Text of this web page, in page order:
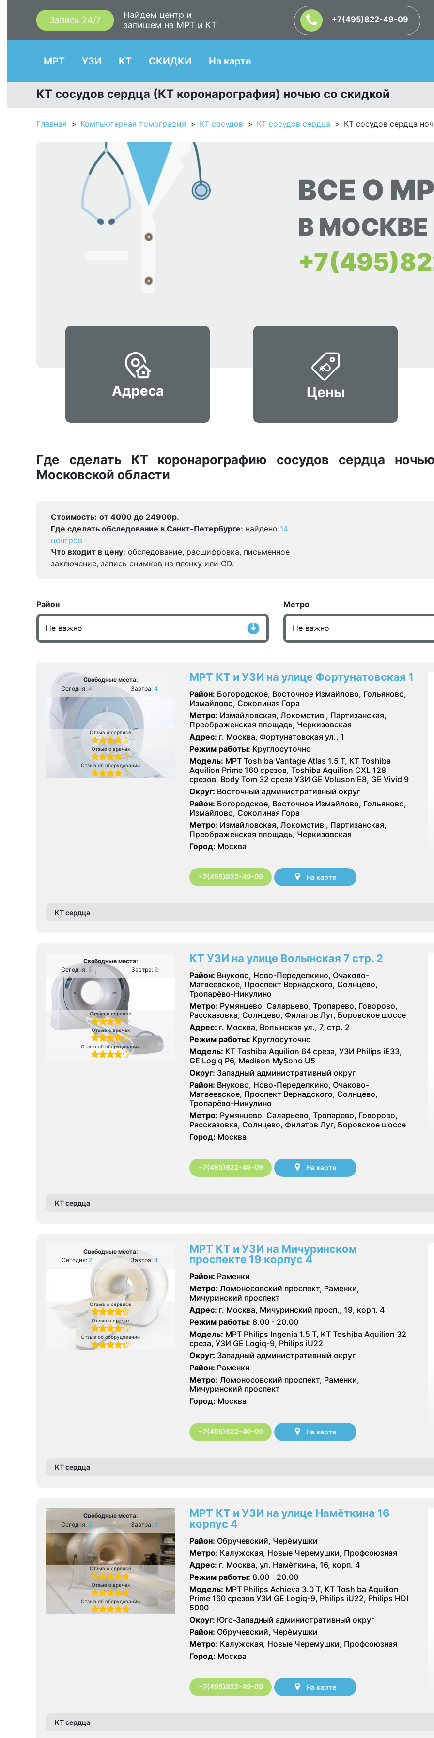
Запись 24/7
Найдем центр и
запишем на МРТ и КТ
+7(495)822-49-09
МРТ УЗИ КТ СКИДКИ На карте
КТ сосудов сердца (КТ коронарография) ночью со скидкой
Главная Компьютерная томография КТ сосудов КТ сосудов сердца КТ сосудов сердца
ВСЕ О
В МОСКВЕ
Адреса Цены
Где сделать КТ коронарографию сосудов сердца
Московской области
Стоимость: от 4000 до 24900р.
Где сделать обследование в Санкт-Петербурге: найдено 14
центров
Что входит в цену: обследование, расшифровка, письменное
заключение, запись снимков на пленку или CD.
Район Метро
Свободные места:
Сегодня: 4 Завтра: 4
Отзыв о сервисе
Отзыв о врачах
Отзыв об оборудовании
МРТ КТ и УЗИ на улице Фортунатовская 1
Район: Богородское, Восточное Измайлово, Гольяново,
Измайлово, Соколиная Гора
Метро: Измайловская, Локомотив , Партизанская,
Преображенская площадь, Черкизовская
Адрес: г. Москва, Фортунатовская ул., 1
Режим работы: Круглосуточно
Модель: МРТ Toshiba Vantage Atlas 1.5 Т, КТ Toshiba
Aquilion Prime 160 срезов, Toshiba Aquilion CXL 128
срезов, Body Tom 32 среза УЗИ GE Voluson E8, GE Vivid 9
Округ: Восточный административный округ
Район: Богородское, Восточное Измайлово, Гольяново,
Измайлово, Соколиная Гора
Метро: Измайловская, Локомотив , Партизанская,
Преображенская площадь, Черкизовская
Город: Москва
+7(495)822-49-09 На карте
КТ сердца
Свободные места:
Сегодня: 5 Завтра: 2
Отзыв о сервисе
Отзыв о врачах
Отзыв об оборудовании
КТ УЗИ на улице Волынская 7 стр. 2
Район: Внуково, Ново-Переделкино, Очаково-
Матвеевское, Проспект Вернадского, Солнцево,
Тропарёво-Никулино
Метро: Румянцево, Саларьево, Тропарево, Говорово,
Рассказовка, Солнцево, Филатов Луг, Боровское шоссе
Адрес: г. Москва, Волынская ул., 7, стр. 2
Режим работы: Круглосуточно
Модель: КТ Toshiba Aquilion 64 среза, УЗИ Philips iE33,
GE Logiq P6, Medison MySono U5
Округ: Западный административный округ
Район: Внуково, Ново-Переделкино, Очаково-
Матвеевское, Проспект Вернадского, Солнцево,
Тропарёво-Никулино
Метро: Румянцево, Саларьево, Тропарево, Говорово,
Рассказовка, Солнцево, Филатов Луг, Боровское шоссе
Город: Москва
+7(495)822-49-09 На карте
КТ сердца
Свободные места:
Сегодня: 2 Завтра: 4
Отзыв о сервисе
Отзыв о врачах
Отзыв об оборудовании
МРТ КТ и УЗИ на Мичуринском
проспекте 19 корпус 4
Район: Раменки
Метро: Ломоносовский проспект, Раменки,
Мичуринский проспект
Адрес: г. Москва, Мичуринский просп., 19, корп. 4
Режим работы: 8.00 - 20.00
Модель: МРТ Philips Ingenia 1.5 T, КТ Toshiba Aquilion 32
среза, УЗИ GE Logiq-9, Philips iU22
Округ: Западный административный округ
Район: Раменки
Метро: Ломоносовский проспект, Раменки,
Мичуринский проспект
Город: Москва
+7(495)822-49-09 На карте
КТ сердца
Свободные места:
Сегодня: 3 Завтра: 4
Отзыв о сервисе
Отзыв о врачах
Отзыв об оборудовании
МРТ КТ и УЗИ на улице Намёткина 16
корпус 4
Район: Обручевский, Черёмушки
Метро: Калужская, Новые Черемушки, Профсоюзная
Адрес: г. Москва, ул. Намёткина, 16, корп. 4
Режим работы: 8.00 - 20.00
Модель: МРТ Philips Achieva 3.0 T, КТ Toshiba Aquilion
Prime 160 срезов УЗИ GE Logiq-9, Philips iU22, Philips HDI
5000
Округ: Юго-Западный административный округ
Район: Обручевский, Черёмушки
Метро: Калужская, Новые Черемушки, Профсоюзная
Город: Москва
+7(495)822-49-09 На карте
КТ сердца